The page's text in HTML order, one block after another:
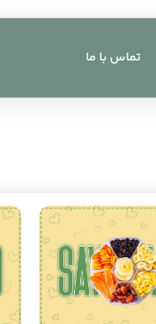
تماس با ما